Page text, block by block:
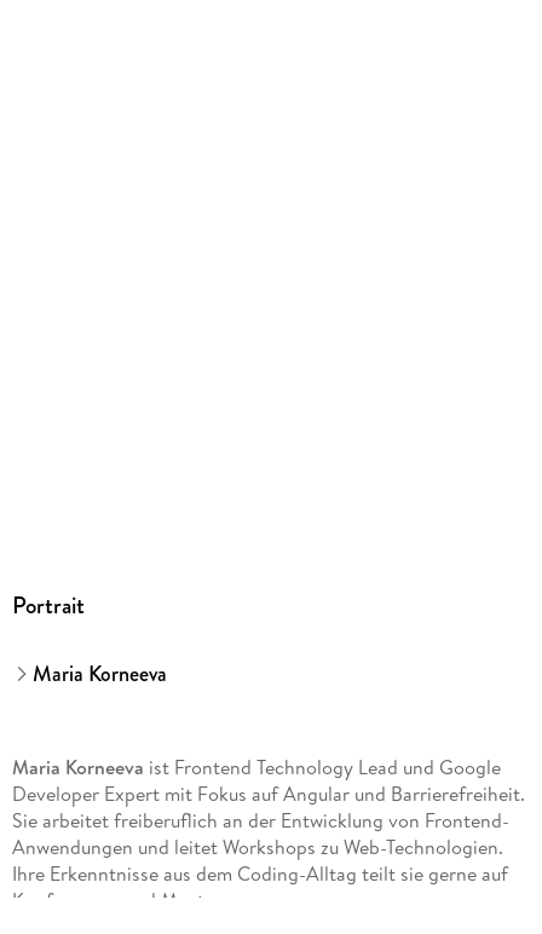
Portrait
Maria Korneeva
Maria Korneeva ist Frontend Technology Lead und Google
Developer Expert mit Fokus auf Angular und Barrierefreiheit.
Sie arbeitet freiberuflich an der Entwicklung von Frontend-
Anwendungen und leitet Workshops zu Web-Technologien.
Ihre Erkenntnisse aus dem Coding-Alltag teilt sie gerne auf
Konferenzen und Meetups.